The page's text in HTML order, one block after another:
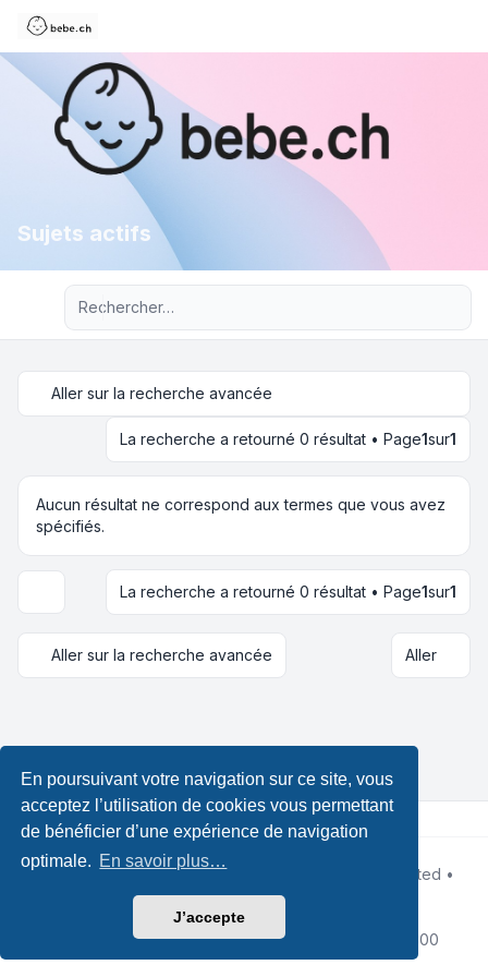
En poursuivant votre navigation sur ce site, vous
acceptez l’utilisation de cookies vous permettant
de bénéficier d’une expérience de navigation
optimale. En savoir plus…
J’accepte
Sujets actifs
Recherche avancée
Aller sur la recherche avancée
La recherche a retourné 0 résultat • Page1sur1
Aucun résultat ne correspond aux termes que vous avez
spécifiés.
Options d’affichage et de tri
La recherche a retourné 0 résultat • Page1sur1
Aller sur la recherche avancée Aller
Développé parphpBB® Forum Software © phpBB Limited •
Leenoz.com
Traduction française officielle©
|Conditions|Fuseau horaire sur UTC+02:00